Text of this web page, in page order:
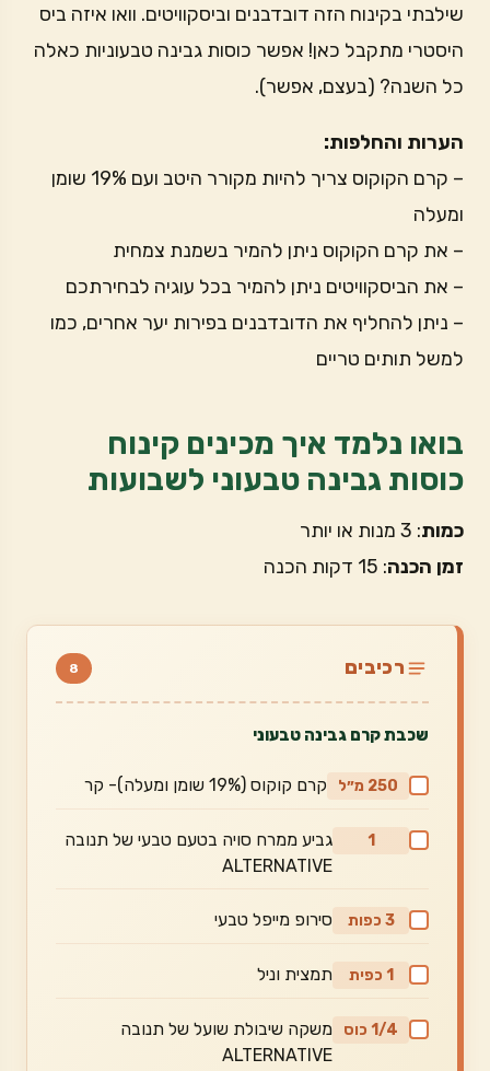
שילבתי בקינוח הזה דובדבנים וביסקוויטים. וואו איזה ביס
היסטרי מתקבל כאן! אפשר כוסות גבינה טבעוניות כאלה
כל השנה? (בעצם, אפשר).
הערות והחלפות:
– קרם הקוקוס צריך להיות מקורר היטב ועם 19% שומן
ומעלה
– את קרם הקוקוס ניתן להמיר בשמנת צמחית
– את הביסקוויטים ניתן להמיר בכל עוגיה לבחירתכם
– ניתן להחליף את הדובדבנים בפירות יער אחרים, כמו
למשל תותים טריים
בואו נלמד איך מכינים קינוח
כוסות גבינה טבעוני לשבועות
כמות: 3 מנות או יותר
זמן הכנה: 15 דקות הכנה
רכיבים 8
שכבת קרם גבינה טבעוני
250 מ״ל קרם קוקוס (19% שומן ומעלה)- קר
1
גביע ממרח סויה בטעם טבעי של תנובה
ALTERNATIVE
3 כפות סירופ מייפל טבעי
1 כפית תמצית וניל
1/4 כוס
משקה שיבולת שועל של תנובה
ALTERNATIVE